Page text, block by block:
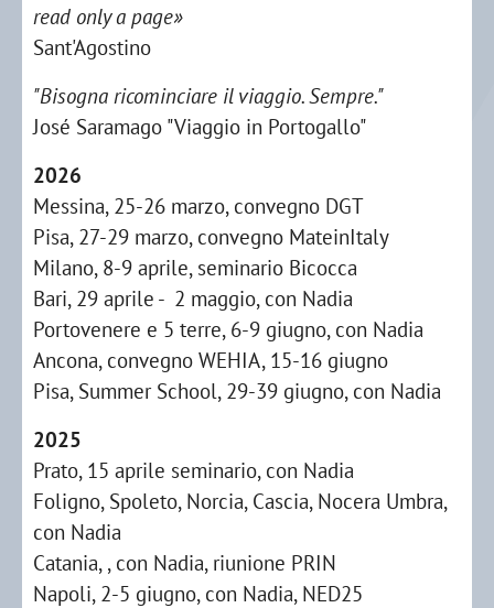
read only a page»
Sant'Agostino
"Bisogna ricominciare il viaggio. Sempre."
José Saramago "Viaggio in Portogallo"
2026
Messina, 25-26 marzo, convegno DGT
Pisa, 27-29 marzo, convegno MateinItaly
Milano, 8-9 aprile, seminario Bicocca
Bari, 29 aprile - 2 maggio, con Nadia
Portovenere e 5 terre, 6-9 giugno, con Nadia
Ancona, convegno WEHIA, 15-16 giugno
Pisa, Summer School, 29-39 giugno, con Nadia
2025
Prato, 15 aprile seminario, con Nadia
Foligno, Spoleto, Norcia, Cascia, Nocera Umbra,
con Nadia
Catania, , con Nadia, riunione PRIN
Napoli, 2-5 giugno, con Nadia, NED25